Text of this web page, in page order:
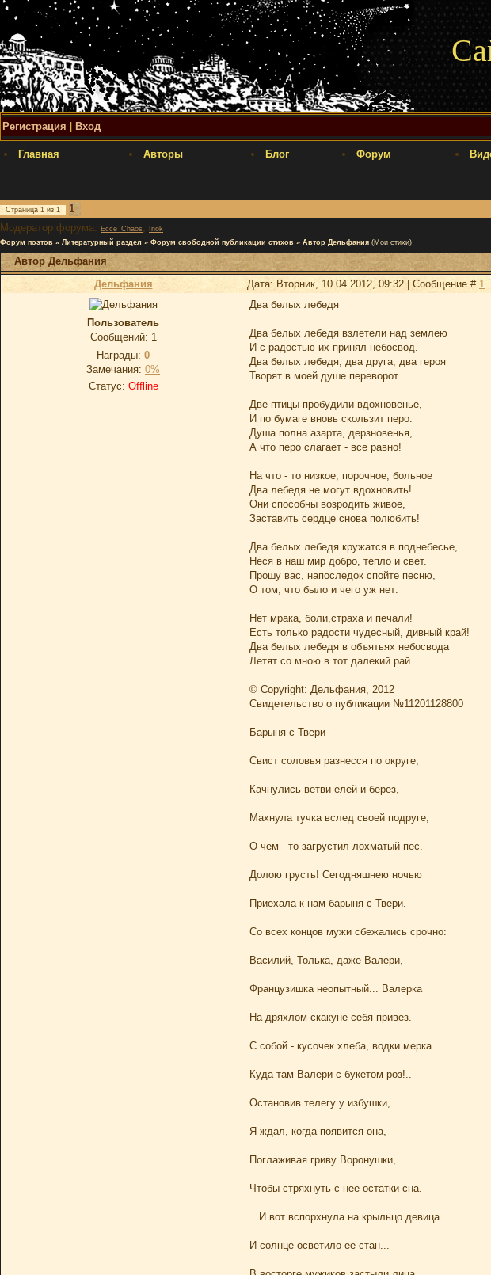
Регистрация Вход
Главная Авторы Блог Форум
Страница 1 из 1
1
Модератор форума: Ecce_Chaos ,
Inok
Форум поэтов » Литературный раздел » Форум свободной публикации стихов » Автор Дельфания (Мои стихи)
Автор Дельфания
Дельфания
Дата: Вторник, 10.04.2012, 09:32 | Сообщение # 1
Пользователь
Сообщений: 1
Награды: 0
Замечания: 0%
Статус: Offline
Два белых лебедя
Два белых лебедя взлетели над землею
И с радостью их принял небосвод.
Два белых лебедя, два друга, два героя
Творят в моей душе переворот.
Две птицы пробудили вдохновенье,
И по бумаге вновь скользит перо.
Душа полна азарта, дерзновенья,
А что перо слагает - все равно!
На что - то низкое, порочное, больное
Два лебедя не могут вдохновить!
Они способны возродить живое,
Заставить сердце снова полюбить!
Два белых лебедя кружатся в поднебесье,
Неся в наш мир добро, тепло и свет.
Прошу вас, напоследок спойте песню,
О том, что было и чего уж нет:
Нет мрака, боли,страха и печали!
Есть только радости чудесный, дивный край!
Два белых лебедя в объятьях небосвода
Летят со мною в тот далекий рай.
© Copyright: Дельфания, 2012
Свидетельство о публикации №11201128800
Барыня с Твери
Свист соловья разнесся по округе,
Качнулись ветви елей и берез,
Махнула тучка вслед своей подруге,
О чем - то загрустил лохматый пес.
Долою грусть! Сегодняшнею ночью
Приехала к нам барыня с Твери.
Со всех концов мужи сбежались срочно:
Василий, Толька, даже Валери,
Французишка неопытный... Валерка
На дряхлом скакуне себя привез.
С собой - кусочек хлеба, водки мерка...
Куда там Валери с букетом роз!..
Остановив телегу у избушки,
Я ждал, когда появится она,
Поглаживая гриву Воронушки,
Чтобы стряхнуть с нее остатки сна.
...И вот вспорхнула на крыльцо девица
И солнце осветило ее стан...